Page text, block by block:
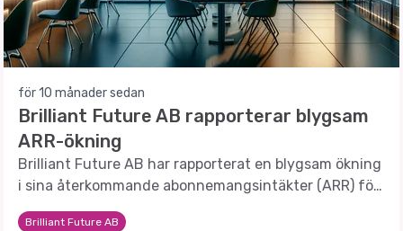
för 10 månader sedan
Brilliant Future AB rapporterar blygsam
ARR-ökning
Brilliant Future AB har rapporterat en blygsam ökning
i sina återkommande abonnemangsintäkter (ARR) för
tredje kvartalet 2025.
Brilliant Future AB